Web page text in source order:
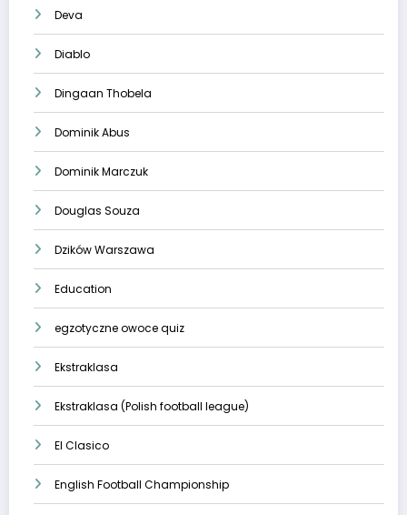
Deva
Diablo
Dingaan Thobela
Dominik Abus
Dominik Marczuk
Douglas Souza
Dzików Warszawa
Education
egzotyczne owoce quiz
Ekstraklasa
Ekstraklasa (Polish football league)
El Clasico
English Football Championship